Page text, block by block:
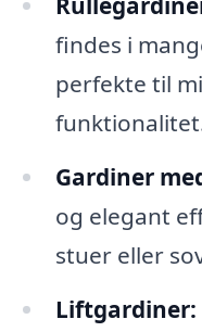
findes i
perfekte til
Gardiner
og elegant
stuer eller
Liftgardiner: